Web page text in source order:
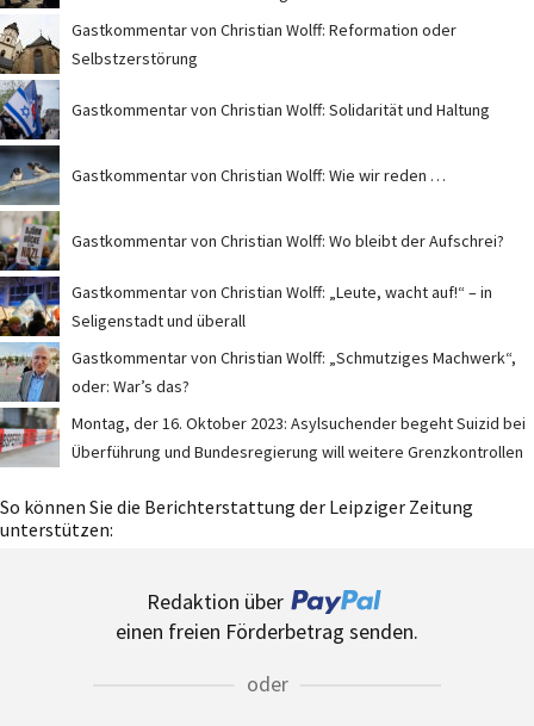
Gastkommentar von Christian Wolff: Reformation oder
Selbstzerstörung
Gastkommentar von Christian Wolff: Solidarität und Haltung
Gastkommentar von Christian Wolff: Wie wir reden …
Gastkommentar von Christian Wolff: Wo bleibt der Aufschrei?
Gastkommentar von Christian Wolff: „Leute, wacht auf!“ – in
Seligenstadt und überall
Gastkommentar von Christian Wolff: „Schmutziges Machwerk“,
oder: War’s das?
Montag, der 16. Oktober 2023: Asylsuchender begeht Suizid bei
Überführung und Bundesregierung will weitere Grenzkontrollen
So können Sie die Berichterstattung der Leipziger Zeitung
unterstützen:
Redaktion über
einen freien Förderbetrag senden.
oder